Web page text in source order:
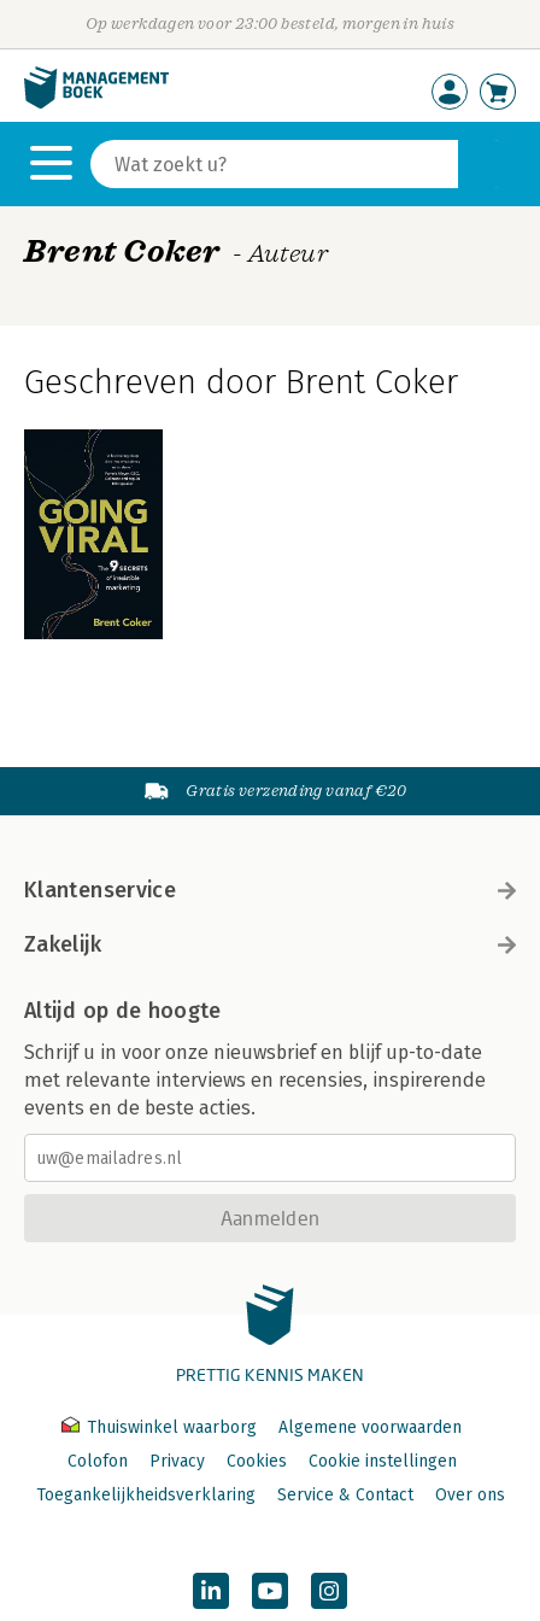
Op werkdagen voor 23:00 besteld, morgen in huis
Brent Coker - Auteur
Geschreven door Brent Coker
Gratis verzending vanaf €20
Klantenservice
Zakelijk
Altijd op de hoogte
Schrijf u in voor onze nieuwsbrief en blijf up-to-date
met relevante interviews en recensies, inspirerende
events en de beste acties.
Aanmelden
PRETTIG KENNIS MAKEN
Thuiswinkel waarborg
Algemene voorwaarden
Colofon
Privacy Cookies
Cookie instellingen
Toegankelijkheidsverklaring
Service & Contact Over ons